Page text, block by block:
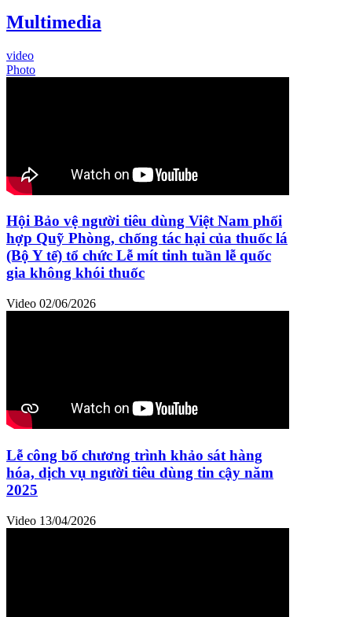
Multimedia
video
Photo
Hội Bảo vệ người tiêu dùng Việt Nam phối
hợp Quỹ Phòng, chống tác hại của thuốc lá
(Bộ Y tế) tổ chức Lễ mít tinh tuần lễ quốc
gia không khói thuốc
Video 02/06/2026
Lễ công bố chương trình khảo sát hàng
hóa, dịch vụ người tiêu dùng tin cậy năm
2025
Video 13/04/2026